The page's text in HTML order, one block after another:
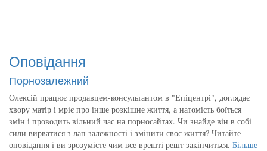
Оповідання
Порнозалежний
Олексій працює продавцем-консультантом в "Епіцентрі", доглядає
хвору матір і мріє про інше розкішне життя, а натомість боїться
змін і проводить вільний час на порносайтах. Чи знайде він в собі
сили вирватися з лап залежності і змінити своє життя? Читайте
оповідання і ви зрозумієте чим все врешті решт закінчиться. Більше